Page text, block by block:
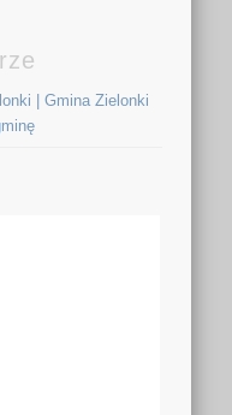
| Gmina Zielonki